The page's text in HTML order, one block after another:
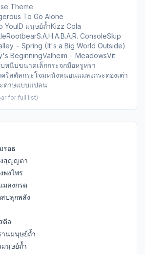
Theme
To Go Alone
YouID มนุษย์ถ้ำKizz Cola
RootbearS.A.H.A.B.A.R. ConsoleSkip
- Spring (It's a Big World Outside)
BeginningValheim - MeadowsVit
บหนีบขนาดเล็กกระจกมือหรูหรา
คริสตัลกระโจมหนังหนอนแมลงกระดองเต่า
ดาษแบบแปลน
for full list)
รอธ
สุญญตา
พงไพร
มลงกรด
ปลุกพลัง
ตีล
านมนุษย์ถ้ำ
มนุษย์ถ้ำ